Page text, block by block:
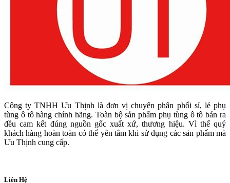
Công ty TNHH Ưu Thịnh là đơn vị chuyên phân phối sỉ, lẻ phụ
tùng ô tô hàng chính hãng. Toàn bộ sản phẩm phụ tùng ô tô bán ra
đều cam kết đúng nguồn gốc xuất xứ, thương hiệu. Vì thế quý
khách hàng hoàn toàn có thể yên tâm khi sử dụng các sản phẩm mà
Ưu Thịnh cung cấp.
Liên Hệ